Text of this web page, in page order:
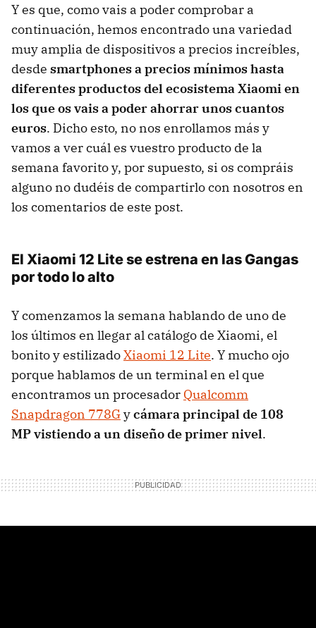
Y es que, como vais a poder comprobar a
continuación, hemos encontrado una variedad
muy amplia de dispositivos a precios increíbles,
desde smartphones a precios mínimos hasta
diferentes productos del ecosistema Xiaomi en
los que os vais a poder ahorrar unos cuantos
euros. Dicho esto, no nos enrollamos más y
vamos a ver cuál es vuestro producto de la
semana favorito y, por supuesto, si os compráis
alguno no dudéis de compartirlo con nosotros en
los comentarios de este post.
El Xiaomi 12 Lite se estrena en las Gangas
por todo lo alto
Y comenzamos la semana hablando de uno de
los últimos en llegar al catálogo de Xiaomi, el
bonito y estilizadoXiaomi 12 Lite. Y mucho ojo
porque hablamos de un terminal en el que
encontramos un procesador Qualcomm
Snapdragon 778Gycámara principal de 108
MP vistiendo a un diseño de primer nivel.